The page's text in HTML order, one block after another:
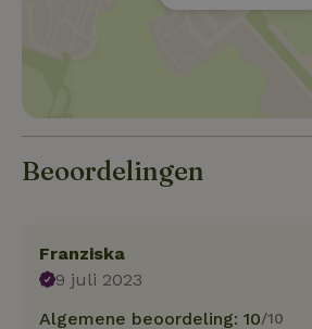
Beoordelingen
Franziska
9 juli 2023
Algemene beoordeling: 10/10